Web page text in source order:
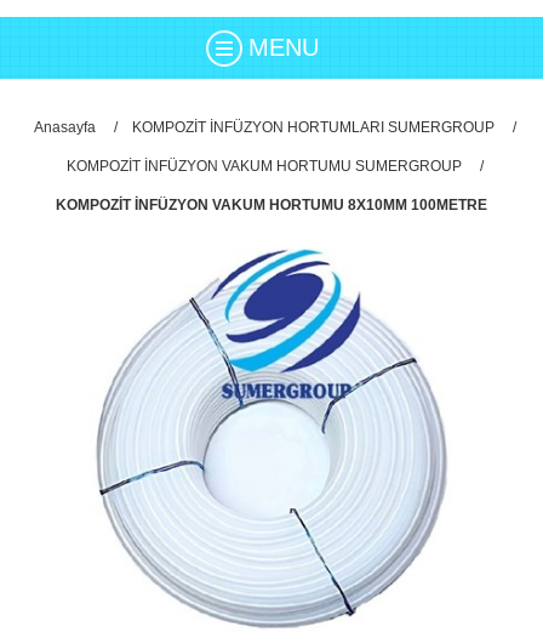
MENU
Anasayfa / KOMPOZİT İNFÜZYON HORTUMLARI SUMERGROUP /
KOMPOZİT İNFÜZYON VAKUM HORTUMU SUMERGROUP /
KOMPOZİT İNFÜZYON VAKUM HORTUMU 8X10MM 100METRE